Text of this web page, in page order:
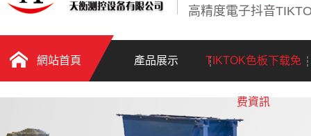
高精度電子抖音
網站首頁 產品展示 TIKTOK色板下载免
费資訊